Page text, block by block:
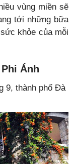
vùng miền sẽ
tới những bữa
khỏe của mỗi
Ánh
9, thành phố Đà